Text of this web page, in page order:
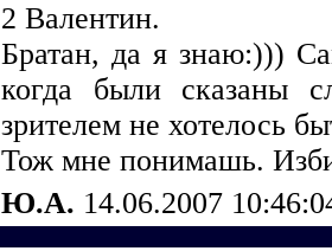
2 Валентин.
Братан, да я знаю:)))
когда были сказаны
зрителем не хотелось
Тож мне понимашь.
Ю.А. 14.06.2007